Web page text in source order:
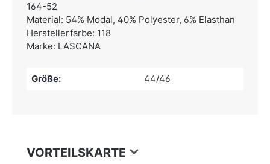
164-52
Material: 54% Modal, 40% Polyester, 6% Elasthan
Herstellerfarbe: 118
Marke: LASCANA
Größe: 44/46
VORTEILSKARTE